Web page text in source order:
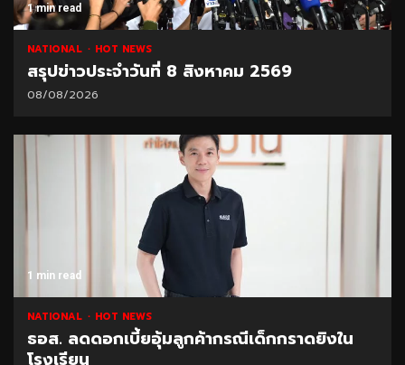
1 min read
NATIONAL HOT NEWS
สรุปข่าวประจำวันที่ 8 สิงหาคม 2569
08/08/2026
1 min read
NATIONAL HOT NEWS
ธอส. ลดดอกเบี้ยอุ้มลูกค้ากรณีเด็กกราดยิงใน
โรงเรียน